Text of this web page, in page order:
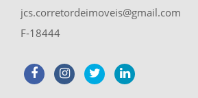
jcs.corretordeimoveis@gmail.com
F-18444